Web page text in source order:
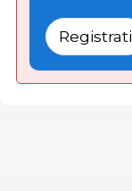
Registrati